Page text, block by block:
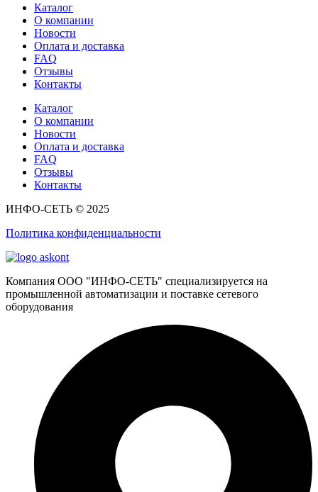
Каталог
О компании
Новости
Оплата и доставка
FAQ
Отзывы
Контакты
Каталог
О компании
Новости
Оплата и доставка
FAQ
Отзывы
Контакты
ИНФО-СЕТЬ © 2025
Политика конфиденциальности
Компания ООО "ИНФО-СЕТЬ" специализируется на
промышленной автоматизации и поставке сетевого
оборудования